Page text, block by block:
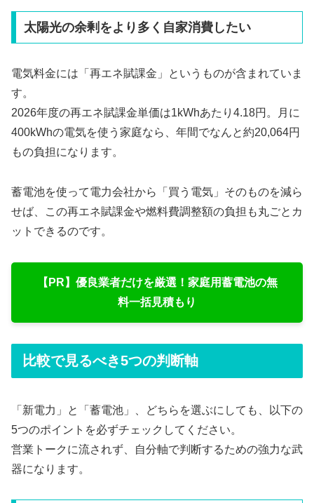
太陽光の余剰をより多く自家消費したい
電気料金には「再エネ賦課金」というものが含まれていま
す。
2026年度の再エネ賦課金単価は1kWhあたり4.18円。月に
400kWhの電気を使う家庭なら、年間でなんと約20,064円
もの負担になります。
蓄電池を使って電力会社から「買う電気」そのものを減ら
せば、この再エネ賦課金や燃料費調整額の負担も丸ごとカ
ットできるのです。
【PR】優良業者だけを厳選！家庭用蓄電池の無
料一括見積もり
比較で見るべき5つの判断軸
「新電力」と「蓄電池」、どちらを選ぶにしても、以下の
5つのポイントを必ずチェックしてください。
営業トークに流されず、自分軸で判断するための強力な武
器になります。